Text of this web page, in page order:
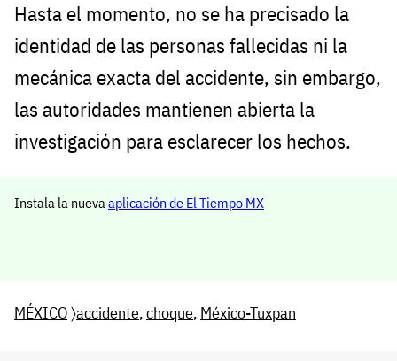
Hasta el momento, no se ha precisado la
identidad de las personas fallecidas ni la
mecánica exacta del accidente, sin embargo,
las autoridades mantienen abierta la
investigación para esclarecer los hechos.
Instala la nueva aplicación de El Tiempo MX
MÉXICO〉accidente,choque, México-Tuxpan